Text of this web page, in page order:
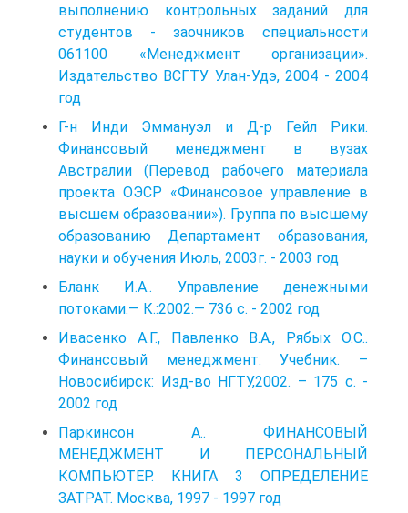
выполнению контрольных заданий для
студентов - заочников специальности
061100 «Менеджмент организации».
Издательство ВСГТУ Улан-Удэ, 2004 - 2004
год
Г-н Инди Эммануэл и Д-р Гейл Рики.
Финансовый менеджмент в вузах
Австралии (Перевод рабочего материала
проекта ОЭСР «Финансовое управление в
высшем образовании»). Группа по высшему
образованию Департамент образования,
науки и обучения Июль, 2003г. - 2003 год
Бланк И.А.. Управление денежными
потоками.— К.:2002.— 736 с. - 2002 год
Ивасенко А.Г., Павленко В.А., Рябых О.С..
Финансовый менеджмент: Учебник. –
Новосибирск: Изд-во НГТУ,2002. – 175 с. -
2002 год
Паркинсон А.. ФИНАНСОВЫЙ
МЕНЕДЖМЕНТ И ПЕРСОНАЛЬНЫЙ
КОМПЬЮТЕР. КНИГА 3 ОПРЕДЕЛЕНИЕ
ЗАТРАТ. Москва, 1997 - 1997 год